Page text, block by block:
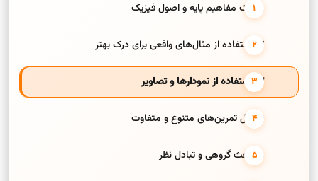
1. درک مفاهیم پایه و اصول فیزیک
2. استفاده از مثال‌های واقعی برای درک بهتر
3. استفاده از نمودارها و تصاویر
4. حل تمرین‌های متنوع و متفاوت
5. بحث گروهی و تبادل نظر